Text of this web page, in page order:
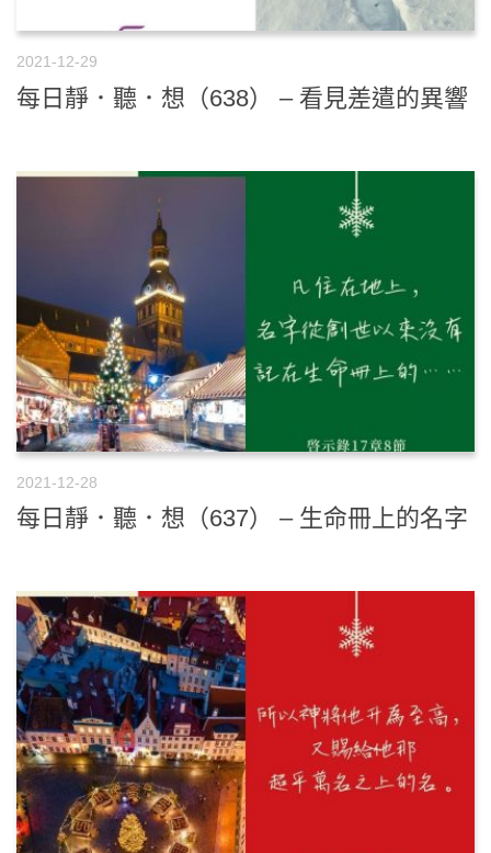
2021-12-29
每日靜．聽．想（638） – 看見差遣的異響
2021-12-28
每日靜．聽．想（637） – 生命冊上的名字